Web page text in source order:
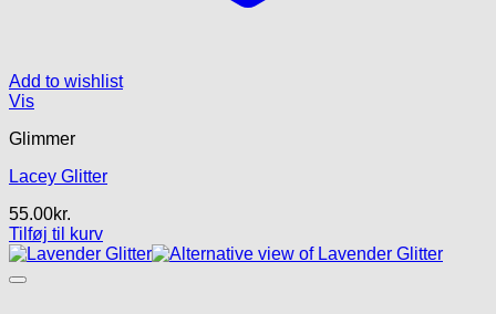
Add to wishlist
Vis
Glimmer
Lacey Glitter
55.00kr.
Tilføj til kurv